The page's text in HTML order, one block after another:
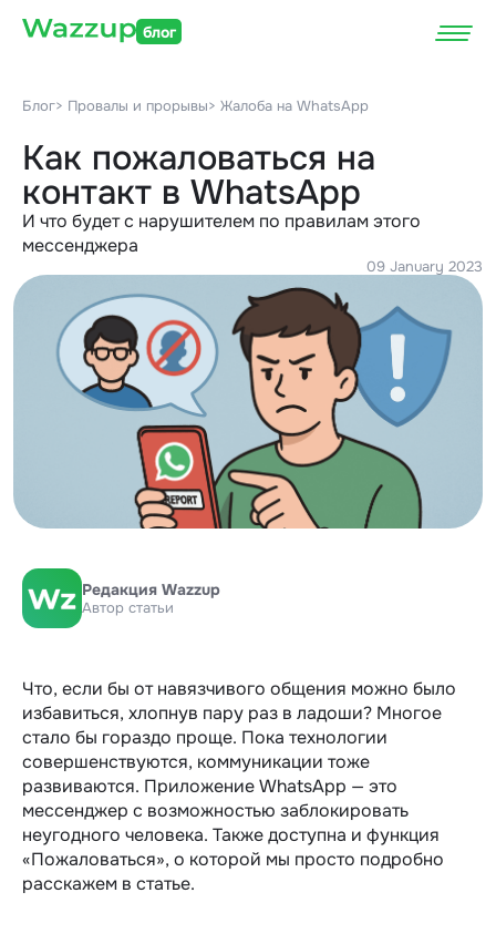
блог
Блог> Провалы и прорывы> Жалоба на WhatsApp
Как пожаловаться на
контакт в WhatsApp
И что будет с нарушителем по правилам этого
мессенджера
09 January 2023
Редакция Wazzup
Автор статьи
Что, если бы от навязчивого общения можно было
избавиться, хлопнув пару раз в ладоши? Многое
стало бы гораздо проще. Пока технологии
совершенствуются, коммуникации тоже
развиваются. Приложение WhatsApp — это
мессенджер с возможностью заблокировать
неугодного человека. Также доступна и функция
«Пожаловаться», о которой мы просто подробно
расскажем в статье.